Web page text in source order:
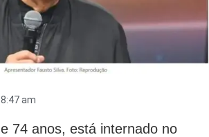
8:47 am
74 anos, está internado no